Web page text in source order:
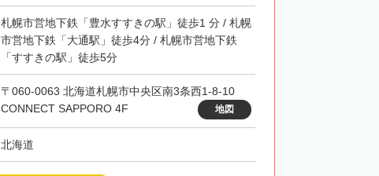
札幌市営地下鉄「豊水すすきの駅」徒歩1 分 / 札幌
市営地下鉄「大通駅」徒歩4分 / 札幌市営地下鉄
「すすきの駅」徒歩5分
〒060-0063 北海道札幌市中央区南3条西1-8-10
CONNECT SAPPORO 4F
地図
北海道